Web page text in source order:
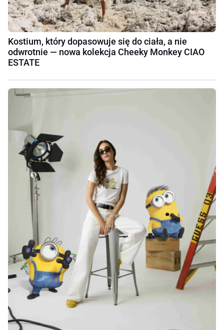
Kostium, który dopasowuje się do ciała, a nie
odwrotnie — nowa kolekcja Cheeky Monkey CIAO
ESTATE